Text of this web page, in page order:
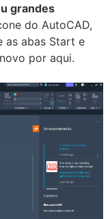
grandes
do AutoCAD,
as abas Start e
por aqui.